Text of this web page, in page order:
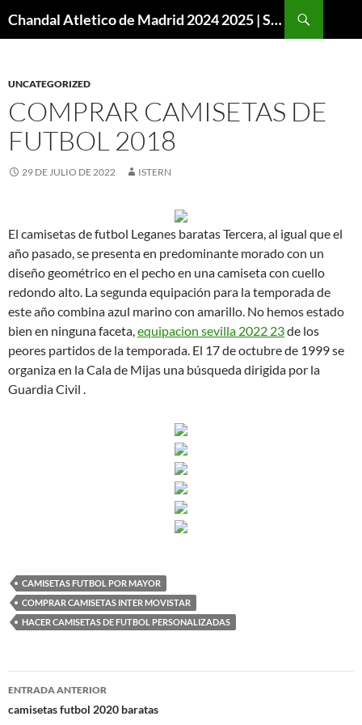
Chandal Atletico de Madrid 2024 2025 | SuperVigo
UNCATEGORIZED
COMPRAR CAMISETAS DE
FUTBOL 2018
29 DE JULIO DE 2022 ISTERN
El camisetas de futbol Leganes baratas Tercera, al igual que el
año pasado, se presenta en predominante morado con un
diseño geométrico en el pecho en una camiseta con cuello
redondo alto. La segunda equipación para la temporada de
este año combina azul marino con amarillo. No hemos estado
bien en ninguna faceta,equipacion sevilla 2022 23de los
peores partidos de la temporada. El 17 de octubre de 1999 se
organiza en la Cala de Mijas una búsqueda dirigida por la
Guardia Civil .
CAMISETAS FUTBOL POR MAYOR
COMPRAR CAMISETAS INTER MOVISTAR
HACER CAMISETAS DE FUTBOL PERSONALIZADAS
Navegación
de
ENTRADA ANTERIOR
camisetas futbol 2020 baratas